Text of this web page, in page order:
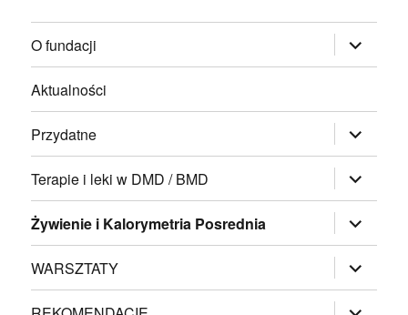
O fundacji rozwiń
menu
potomne
Aktualności
Przydatne rozwiń
menu
potomne
Terapie i leki w DMD / BMD
rozwiń
menu
potomne
Żywienie i Kalorymetria Posrednia
rozwiń
menu
potomne
WARSZTATY
rozwiń
menu
potomne
rozwiń